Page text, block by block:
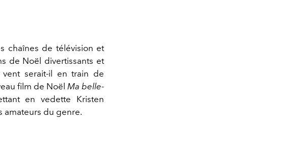
chaînes de télévision et
de Noël divertissants et
vent serait-il en train de
film de Noël Ma belle-
en vedette Kristen
amateurs du genre.